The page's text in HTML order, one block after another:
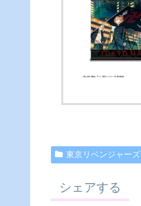
東京リベンジャーズ
シェアする